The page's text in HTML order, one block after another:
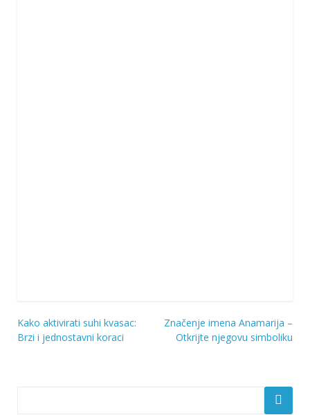
Navigacija
Kako aktivirati suhi kvasac:
Brzi i jednostavni koraci
Značenje imena Anamarija –
Otkrijte njegovu simboliku